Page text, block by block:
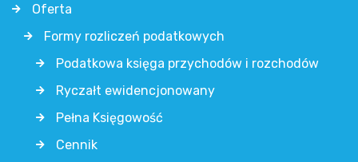
Oferta
Formy rozliczeń podatkowych
Podatkowa księga przychodów i rozchodów
Ryczałt ewidencjonowany
Pełna Księgowość
Cennik